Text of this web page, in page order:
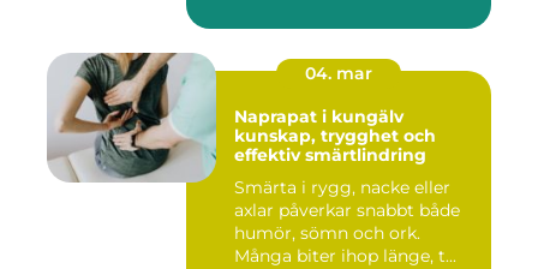
04. mar
Naprapat i kungälv
kunskap, trygghet och
effektiv smärtlindring
Smärta i rygg, nacke eller
axlar påverkar snabbt både
humör, sömn och ork.
Många biter ihop länge, t...